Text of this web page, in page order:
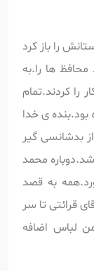
را باز کرد
ها را.به
را کردند.تمام
ی خدا
بدشانسی گیر
شد.دوباره محمد
به قصد
قرائتی تا سر
لباس اضافه